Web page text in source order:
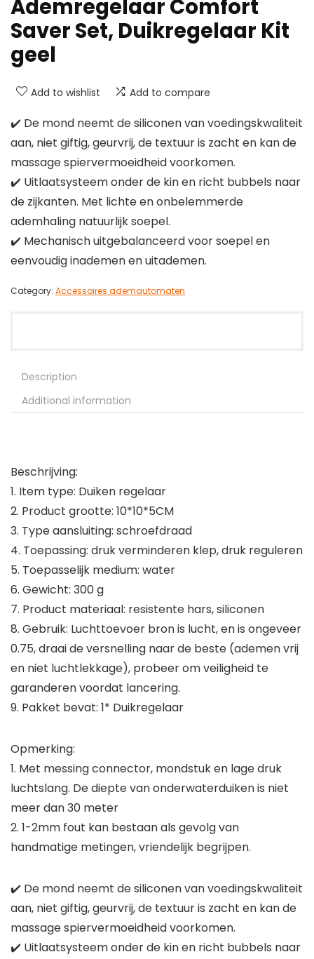
Ademregelaar Comfort
Saver Set, Duikregelaar Kit
geel
Add to wishlist Add to compare
✔️ De mond neemt de siliconen van voedingskwaliteit
aan, niet giftig, geurvrij, de textuur is zacht en kan de
massage spiervermoeidheid voorkomen.
✔️ Uitlaatsysteem onder de kin en richt bubbels naar
de zijkanten. Met lichte en onbelemmerde
ademhaling natuurlijk soepel.
✔️ Mechanisch uitgebalanceerd voor soepel en
eenvoudig inademen en uitademen.
Category: Accessoires ademautomaten
Description
Additional information
Beschrijving:
1. Item type: Duiken regelaar
2. Product grootte: 10*10*5CM
3. Type aansluiting: schroefdraad
4. Toepassing: druk verminderen klep, druk reguleren
5. Toepasselijk medium: water
6. Gewicht: 300 g
7. Product materiaal: resistente hars, siliconen
8. Gebruik: Luchttoevoer bron is lucht, en is ongeveer
0.75, draai de versnelling naar de beste (ademen vrij
en niet luchtlekkage), probeer om veiligheid te
garanderen voordat lancering.
9. Pakket bevat: 1* Duikregelaar
Opmerking:
1. Met messing connector, mondstuk en lage druk
luchtslang. De diepte van onderwaterduiken is niet
meer dan 30 meter
2. 1-2mm fout kan bestaan als gevolg van
handmatige metingen, vriendelijk begrijpen.
✔️ De mond neemt de siliconen van voedingskwaliteit
aan, niet giftig, geurvrij, de textuur is zacht en kan de
massage spiervermoeidheid voorkomen.
✔️ Uitlaatsysteem onder de kin en richt bubbels naar